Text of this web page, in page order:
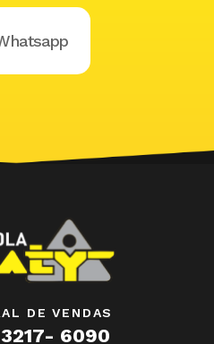
DE VENDAS
6090